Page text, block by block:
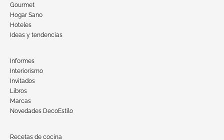
Gourmet
Hogar Sano
Hoteles
Ideas y tendencias
Informes
Interiorismo
Invitados
Libros
Marcas
Novedades DecoEstilo
Recetas de cocina